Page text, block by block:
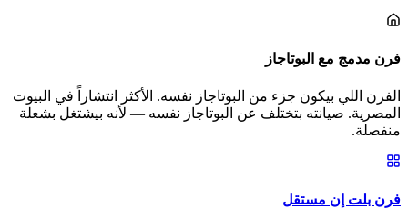
فرن مدمج مع البوتاجاز
الفرن اللي بيكون جزء من البوتاجاز نفسه. الأكثر انتشاراً في البيوت
المصرية. صيانته بتختلف عن البوتاجاز نفسه — لأنه بيشتغل بشعلة
منفصلة.
فرن بلت إن مستقل